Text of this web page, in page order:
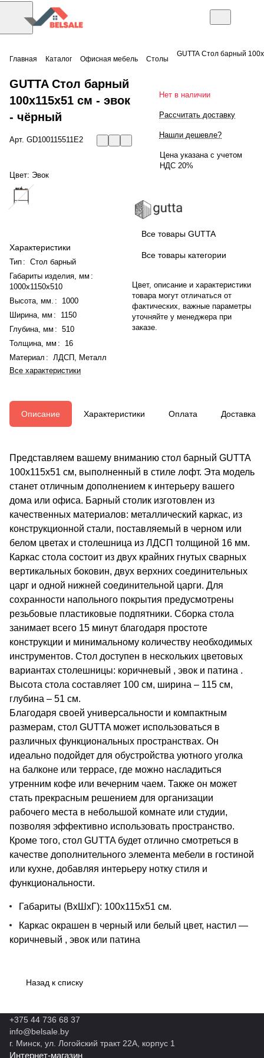
Главная Каталог Офисная мебель Столы
GUTTA Стол барный
GUTTA Стол барный
100х115х51 см - эвок
- чёрный
Арт. GD100115511E2
Цвет: Эвок
Характеристики
Тип : Стол барный
Габариты изделия, мм :
1000x1150x510
Высота, мм. :
1000
Ширина, мм :
1150
Глубина, мм : 510
Толщина, мм :
16
Материал :
ЛДСП, Металл
Все характеристики
Нет в наличии
Рассчитать доставку
Нашли дешевле?
Цена указана с учетом
НДС 20%
Все товары GUTTA
Все товары категории
Цвет, описание и характеристики
товара могут отличаться от
фактических, важные параметры
уточняйте у менеджера при
заказе.
Описание Характеристики Оплата Доставка
Представляем вашему вниманию стол барный GUTTA
100х115х51 см, выполненный в стиле лофт. Эта модель
станет отличным дополнением к интерьеру вашего
дома или офиса. Барный столик изготовлен из
качественных материалов: металлический каркас, из
конструкционной стали, поставляемый в черном или
белом цветах и столешница из ЛДСП толщиной 16 мм.
Каркас стола состоит из двух крайних гнутых сварных
вертикальных боковин, двух верхних соединительных
царг и одной нижней соединительной царги. Для
сохранности напольного покрытия предусмотрены
резьбовые пластиковые подпятники. Сборка стола
занимает всего 15 минут благодаря простоте
конструкции и минимальному количеству необходимых
инструментов. Стол доступен в нескольких цветовых
вариантах столешницы: коричневый , эвок и патина .
Высота стола составляет 100 см, ширина – 115 см,
глубина – 51 см.
Благодаря своей универсальности и компактным
размерам, стол GUTTA может использоваться в
различных функциональных пространствах. Он
идеально подойдет для обустройства уютного уголка
на балконе или террасе, где можно насладиться
утренним кофе или вечерним чаем. Также он может
стать прекрасным решением для организации
рабочего места в небольшой комнате или студии,
позволяя эффективно использовать пространство.
Кроме того, стол GUTTA будет отлично смотреться в
качестве дополнительного элемента мебели в гостиной
или кухне, добавляя интерьеру нотку стиля и
функциональности.
Габариты (ВхШхГ): 100х115х51 см.
Каркас окрашен в черный или белый цвет, настил —
коричневый , эвок или патина
Назад к списку
+375 44 736 68 37
info@belsale.by
г. Минск, ул. Логойский тракт 22А, корпус 1
Интернет-магазин